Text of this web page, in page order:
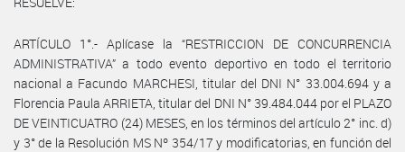
ARTÍCULO 1°.- Aplícase la “RESTRICCION DE CONCURRENCIA
ADMINISTRATIVA” a todo evento deportivo en todo el territorio
nacional a Facundo MARCHESI, titular del DNI N° 33.004.694 y a
Florencia Paula ARRIETA, titular del DNI N° 39.484.044 por el PLAZO
DE VEINTICUATRO (24) MESES, en los términos del artículo 2° inc. d)
y 3° de la Resolución MS Nº 354/17 y modificatorias, en función del